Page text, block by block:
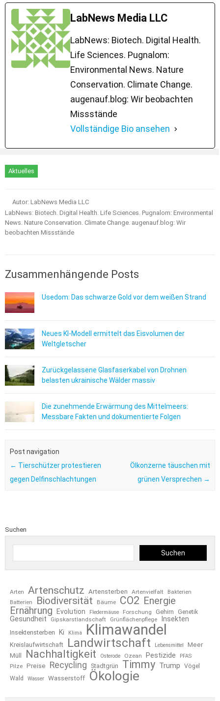
LabNews Media LLC
LabNews: Biotech. Digital Health.
Life Sciences. Pugnalom:
Environmental News. Nature
Conservation. Climate Change.
augenauf.blog: Wir beobachten
Missstände
Vollständige Bio ansehen
Aktuelles
Autor: LabNews Media LLC
LabNews: Biotech. Digital Health. Life Sciences. Pugnalom: Environmental
News. Nature Conservation. Climate Change. augenauf.blog: Wir
beobachten Missstände
Zusammenhängende Posts
Usedom: Das schwarze Gold vor dem weißen Strand
Neues KI-Modell ermittelt das Eisvolumen der
Weltgletscher
Zurückgelassene Glasfaserkabel von Drohnen
belasten ukrainische Wälder massiv
Die zunehmende Erwärmung des Mittelmeers:
Messbare Fakten und dokumentierte Folgen
Post navigation
← Tierschützer protestieren
gegen Delfinschlachtungen
Ölkonzerne täuschen mit
grünen Versprechen →
Suchen
Suchen
Arten Artenschutz Artensterben Artenvielfalt
Bakterien
Batterien
Biodiversität Bäume CO2 Energie
Ernährung
Evolution Fledermäuse Forschung Gehirn Genetik
Gesundheit Gipskarstlandschaft Grünflächenpflege Insekten
Insektensterben Ki Klima Klimawandel
Kreislaufwirtschaft Landwirtschaft Lebensmittel
Meer
Müll
Nachhaltigkeit Osterode Ozean Pestizide PFAS
Pilze Preise Recycling Stadtgrün Timmy Trump
Vögel
Wald
Wasser Wasserstoff Ökologie